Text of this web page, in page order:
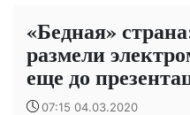
«Бедная»
размели
еще до
07:15 04.03.2020